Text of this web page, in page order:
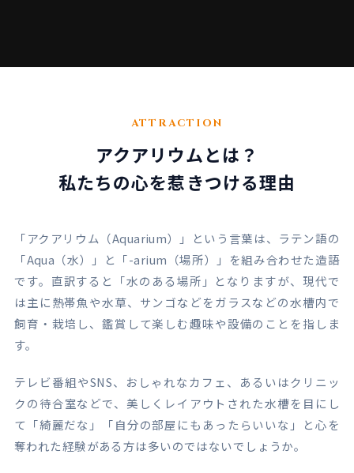
ATTRACTION
アクアリウムとは？
私たちの心を惹きつける理由
「アクアリウム（Aquarium）」という言葉は、ラテン語の
「Aqua（水）」と「-arium（場所）」を組み合わせた造語
です。直訳すると「水のある場所」となりますが、現代で
は主に熱帯魚や水草、サンゴなどをガラスなどの水槽内で
飼育・栽培し、鑑賞して楽しむ趣味や設備のことを指しま
す。
テレビ番組やSNS、おしゃれなカフェ、あるいはクリニッ
クの待合室などで、美しくレイアウトされた水槽を目にし
て「綺麗だな」「自分の部屋にもあったらいいな」と心を
奪われた経験がある方は多いのではないでしょうか。